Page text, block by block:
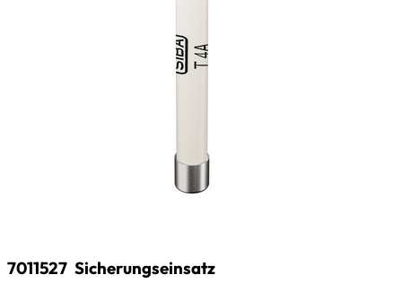
7011527 Sicherungseinsatz